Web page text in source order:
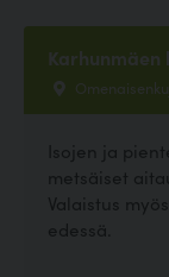
Isojen ja
metsäiset
Valaistus
edessä.